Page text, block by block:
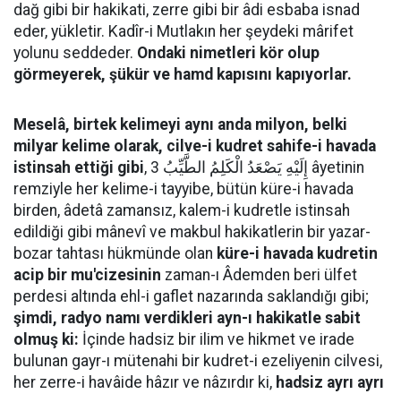
dağ gibi bir hakikati, zerre gibi bir âdi esbaba isnad
eder, yükletir. Kadîr-i Mutlakın her şeydeki mârifet
yolunu seddeder. Ondaki nimetleri kör olup
görmeyerek, şükür ve hamd kapısını kapıyorlar.
Meselâ, birtek kelimeyi aynı anda milyon, belki
milyar kelime olarak, cilve-i kudret sahife-i havada
istinsah ettiği gibi, إِلَيْهِ يَصْعَدُ الْكَلِمُ الطَّيِّبُ 3 âyetinin
remziyle her kelime-i tayyibe, bütün küre-i havada
birden, âdetâ zamansız, kalem-i kudretle istinsah
edildiği gibi mânevî ve makbul hakikatlerin bir yazar-
bozar tahtası hükmünde olan küre-i havada kudretin
acip bir mu'cizesinin zaman-ı Âdemden beri ülfet
perdesi altında ehl-i gaflet nazarında saklandığı gibi;
şimdi, radyo namı verdikleri ayn-ı hakikatle sabit
olmuş ki: İçinde hadsiz bir ilim ve hikmet ve irade
bulunan gayr-ı mütenahi bir kudret-i ezeliyenin cilvesi,
her zerre-i havâide hâzır ve nâzırdır ki, hadsiz ayrı ayrı